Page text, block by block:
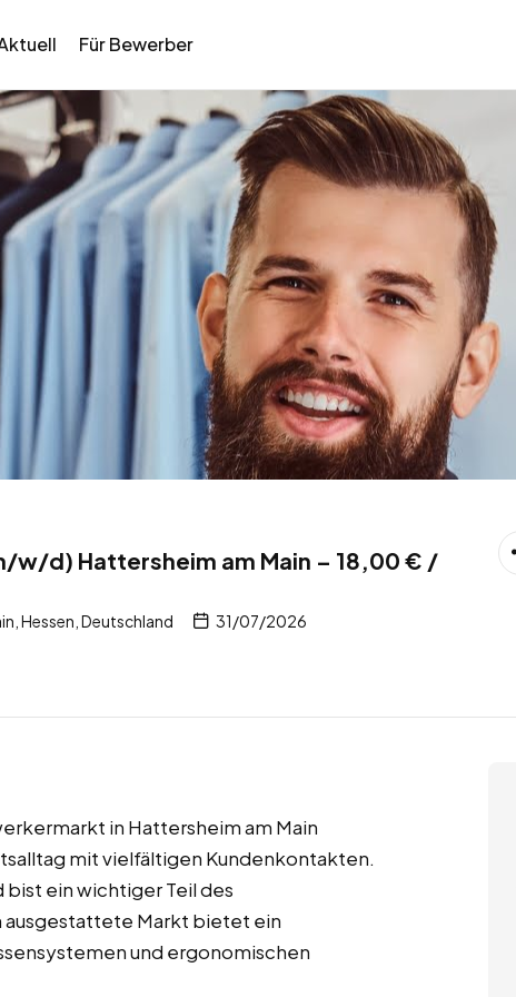
Für Bewerber
w/d) Hattersheim am Main – 18,00 € /
Hessen, Deutschland 31/07/2026
in Hattersheim am Main
mit vielfältigen Kundenkontakten.
bist ein wichtiger Teil des
ausgestattete Markt bietet ein
und ergonomischen